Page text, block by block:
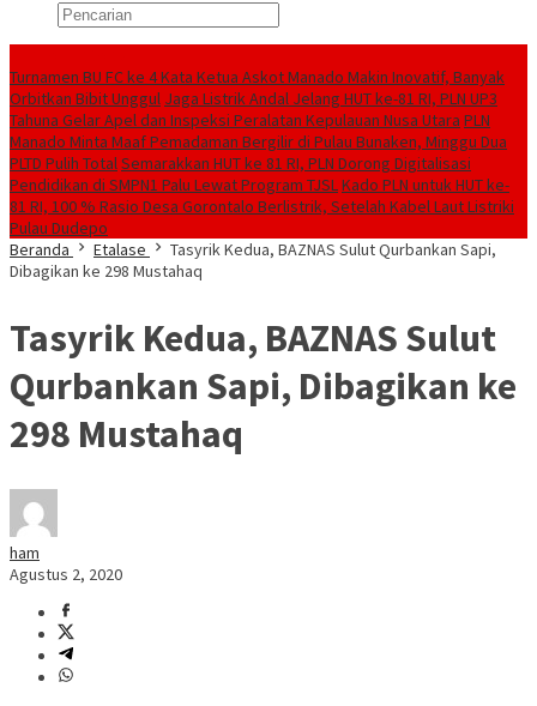
Turnamen BU FC ke 4 Kata Ketua Askot Manado Makin Inovatif, Banyak
Orbitkan Bibit Unggul Jaga Listrik Andal Jelang HUT ke-81 RI, PLN UP3
Tahuna Gelar Apel dan Inspeksi Peralatan Kepulauan Nusa Utara PLN
Manado Minta Maaf Pemadaman Bergilir di Pulau Bunaken, Minggu Dua
PLTD Pulih TotalSemarakkan HUT ke 81 RI, PLN Dorong Digitalisasi
Pendidikan di SMPN1 Palu Lewat Program TJSLKado PLN untuk HUT ke-
81 RI, 100 % Rasio Desa Gorontalo Berlistrik, Setelah Kabel Laut Listriki
Pulau Dudepo
Beranda
Etalase
Tasyrik Kedua, BAZNAS Sulut Qurbankan Sapi,
Dibagikan ke 298 Mustahaq
Tasyrik Kedua, BAZNAS Sulut
Qurbankan Sapi, Dibagikan ke
298 Mustahaq
ham
Agustus 2, 2020